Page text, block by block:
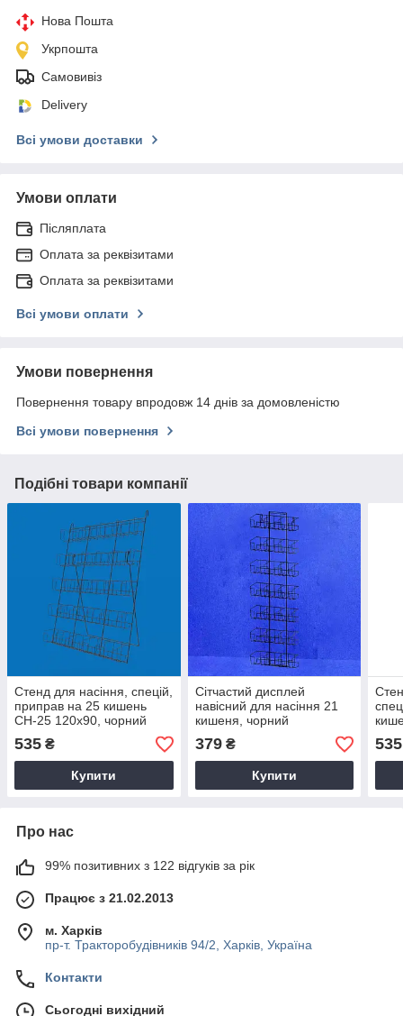
Нова Пошта
Укрпошта
Самовивіз
Delivery
Всі умови доставки
Умови оплати
Післяплата
Оплата за реквізитами
Оплата за реквізитами
Всі умови оплати
Умови повернення
Повернення товару впродовж 14 днів за домовленістю
Всі умови повернення
Подібні товари компанії
Стенд для насіння, спецій,
приправ на 25 кишень
СН-25 120х90, чорний
535 ₴
Купити
Сітчастий дисплей
навісний для насіння 21
кишеня, чорний
379₴
Купити
920
535
Про нас
99% позитивних з 122 відгуків за рік
Працює з 21.02.2013
м. Харків
пр-т. Тракторобудівників 94/2, Харків, Україна
Контакти
Сьогодні вихідний